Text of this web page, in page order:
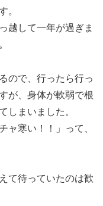
。
越して一年が過ぎま
ので、行ったら行っ
が、身体が軟弱で根
しまいました。
ャ寒い！！」って、
て待っていたのは歓